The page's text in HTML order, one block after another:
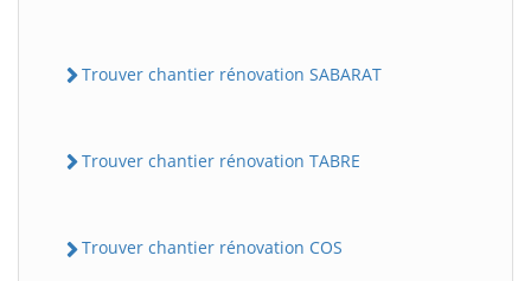
Trouver chantier rénovation SABARAT
Trouver chantier rénovation TABRE
Trouver chantier rénovation COS